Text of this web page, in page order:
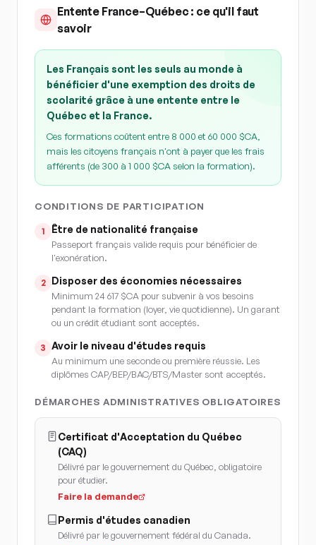
Entente France–Québec : ce qu'il faut
savoir
Les Français sont les seuls au monde à
bénéficier d'une exemption des droits de
scolarité grâce à une entente entre le
Québec et la France.
Ces formations coûtent entre 8 000 et 60 000 $CA,
mais les citoyens français n'ont à payer que les frais
afférents (de 300 à 1 000 $CA selon la formation).
CONDITIONS DE PARTICIPATION
1 Être de nationalité française
Passeport français valide requis pour bénéficier de
l'exonération.
2 Disposer des économies nécessaires
Minimum 24 617 $CA pour subvenir à vos besoins
pendant la formation (loyer, vie quotidienne). Un garant
ou un crédit étudiant sont acceptés.
3 Avoir le niveau d'études requis
Au minimum une seconde ou première réussie. Les
diplômes CAP/BEP/BAC/BTS/Master sont acceptés.
DÉMARCHES ADMINISTRATIVES OBLIGATOIRES
Certificat d'Acceptation du Québec
(CAQ)
Délivré par le gouvernement du Québec, obligatoire
pour étudier.
Faire la demande
Permis d'études canadien
Délivré par le gouvernement fédéral du Canada.